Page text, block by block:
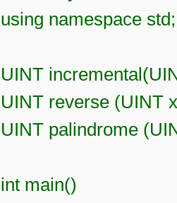
using namespace std;
UINT
UINT reverse (UINT
UINT palindrome
int main()